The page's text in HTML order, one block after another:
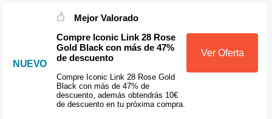
NUEVO
Mejor Valorado
Compre Iconic Link 28 Rose
Gold Black con más de 47%
de descuento
Compre Iconic Link 28 Rose Gold
Black con más de 47% de
descuento, además obtendrás 10€
de descuento en tu próxima compra.
Ver Oferta